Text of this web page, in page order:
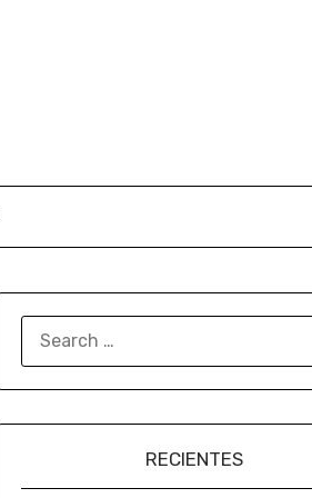
RECIENTES